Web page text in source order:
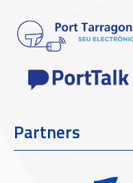
Partners